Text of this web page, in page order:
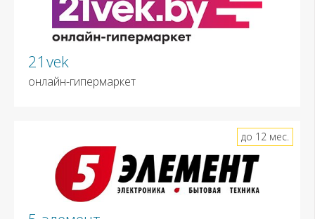
21vek
онлайн-гипермаркет
до 12 мес.